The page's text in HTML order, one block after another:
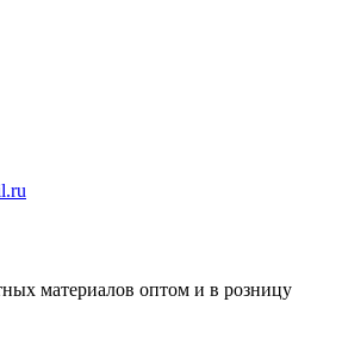
материалов оптом и в розницу